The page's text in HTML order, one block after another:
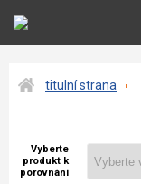
titulní strana
Vyberte
produkt k
porovnání